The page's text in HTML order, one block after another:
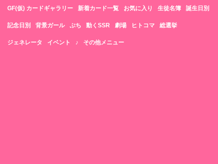
GF(仮) カードギャラリー 新着カード一覧 お気に入り 生徒名簿 誕生日別
記念日別 背景ガール ぷち 動くSSR 劇場 ヒトコマ 総選挙
ジェネレータ イベント ♪ その他メニュー